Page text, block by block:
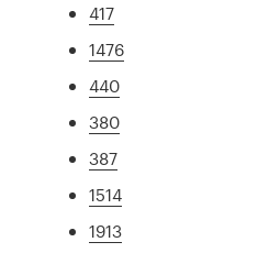
417
1476
440
380
387
1514
1913